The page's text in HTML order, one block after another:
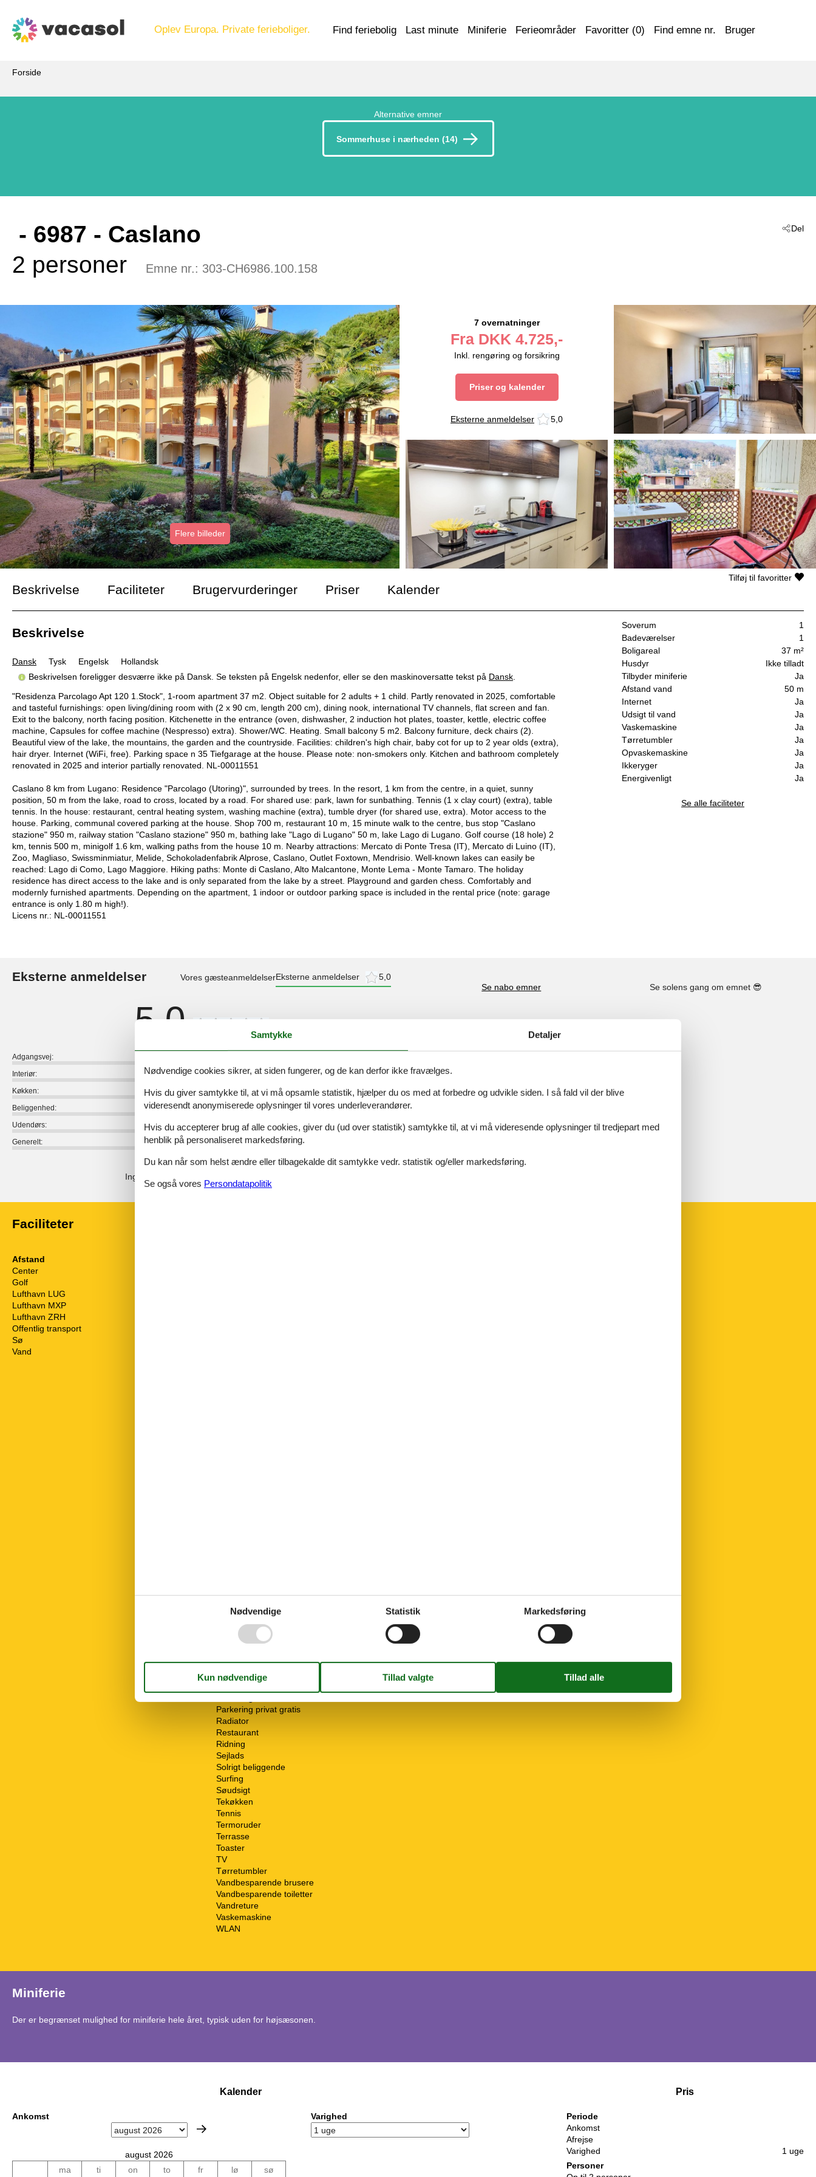
Oplev Europa. Private ferieboliger. Find feriebolig Last minute Miniferie Ferieområder Favoritter (0) Find emne nr. Bruger
Forside
Alternative emner
Sommerhuse i nærheden (14)
Del
- 6987 - Caslano
2 personer
Emne nr.: 303-CH6986.100.158
Flere billeder
7 overnatninger
Fra DKK 4.725,-
Inkl. rengøring og forsikring
Priser og kalender
Eksterne anmeldelser 5,0
Beskrivelse Faciliteter Brugervurderinger Priser Kalender
Soverum
1
Badeværelser
1
Boligareal
37 m²
Husdyr
Ikke tilladt
Tilbyder miniferie
Ja
Afstand vand
50 m
Internet
Ja
Udsigt til vand
Ja
Vaskemaskine
Ja
Tørretumbler
Ja
Opvaskemaskine
Ja
Ikkeryger
Ja
Energivenligt
Ja
Se alle faciliteter
Tilføj til favoritter
Beskrivelse
Dansk Tysk Engelsk
Hollandsk
Beskrivelsen foreligger desværre ikke på Dansk. Se teksten på Engelsk nedenfor, eller se den maskinoversatte tekst på Dansk.
"Residenza Parcolago Apt 120 1.Stock", 1-room apartment 37 m2. Object suitable for 2 adults + 1 child. Partly renovated in 2025, comfortable
and tasteful furnishings: open living/dining room with (2 x 90 cm, length 200 cm), dining nook, international TV channels, flat screen and fan.
Exit to the balcony, north facing position. Kitchenette in the entrance (oven, dishwasher, 2 induction hot plates, toaster, kettle, electric coffee
machine, Capsules for coffee machine (Nespresso) extra). Shower/WC. Heating. Small balcony 5 m2. Balcony furniture, deck chairs (2).
Beautiful view of the lake, the mountains, the garden and the countryside. Facilities: children's high chair, baby cot for up to 2 year olds (extra),
hair dryer. Internet (WiFi, free). Parking space n 35 Tiefgarage at the house. Please note: non-smokers only. Kitchen and bathroom completely
renovated in 2025 and interior partially renovated. NL-00011551
Caslano 8 km from Lugano: Residence "Parcolago (Utoring)", surrounded by trees. In the resort, 1 km from the centre, in a quiet, sunny
position, 50 m from the lake, road to cross, located by a road. For shared use: park, lawn for sunbathing. Tennis (1 x clay court) (extra), table
tennis. In the house: restaurant, central heating system, washing machine (extra), tumble dryer (for shared use, extra). Motor access to the
house. Parking, communal covered parking at the house. Shop 700 m, restaurant 10 m, 15 minute walk to the centre, bus stop "Caslano
stazione" 950 m, railway station "Caslano stazione" 950 m, bathing lake "Lago di Lugano" 50 m, lake Lago di Lugano. Golf course (18 hole) 2
km, tennis 500 m, minigolf 1.6 km, walking paths from the house 10 m. Nearby attractions: Mercato di Ponte Tresa (IT), Mercato di Luino (IT),
Zoo, Magliaso, Swissminmiatur, Melide, Schokoladenfabrik Alprose, Caslano, Outlet Foxtown, Mendrisio. Well-known lakes can easily be
reached: Lago di Como, Lago Maggiore. Hiking paths: Monte di Caslano, Alto Malcantone, Monte Lema - Monte Tamaro. The holiday
residence has direct access to the lake and is only separated from the lake by a street. Playground and garden chess. Comfortably and
modernly furnished apartments. Depending on the apartment, 1 indoor or outdoor parking space is included in the rental price (note: garage
entrance is only 1.80 m high!).
Licens nr.: NL-00011551
Eksterne anmeldelser Vores gæsteanmeldelserEksterne anmeldelser 5,0
5,0
Adgangsvej:
Interiør:
3,0
Køkken:
4,0
Beliggenhed:
3,0
Udendørs:
3,0
Generelt:
Eksterne anmeldelser
Ingen detaljerede eksterne anmeldelser
Se nabo emner Se solens gang om emnet 😎
Faciliteter
Afstand
Center
Golf
Lufthavn LUG
Lufthavn MXP
Lufthavn ZRH
Offentlig transport
Sø
Vand
Køleskab
Landudsigt
Led pærer
Linnedfri
Mountainbiking
Opvaskemaskine
Ovn
Parkering privat gratis
Radiator
Restaurant
Ridning
Sejlads
Solrigt beliggende
Surfing
Søudsigt
Tekøkken
Tennis
Termoruder
Terrasse
Toaster
TV
Tørretumbler
Vandbesparende brusere
Vandbesparende toiletter
Vandreture
Vaskemaskine
WLAN
Miniferie
Der er begrænset mulighed for miniferie hele året, typisk uden for højsæsonen.
Kalender
Ankomst
august 2026
ma
ti on to fr lø sø
Varighed
Pris
Periode
Ankomst
Afrejse
Varighed
1 uge
Personer
Samtykke Detaljer
Nødvendige cookies sikrer, at siden fungerer, og de kan derfor ikke fravælges.
Hvis du giver samtykke til, at vi må opsamle statistik, hjælper du os med at forbedre og udvikle siden. I så fald vil der blive
videresendt anonymiserede oplysninger til vores underleverandører.
Hvis du accepterer brug af alle cookies, giver du (ud over statistik) samtykke til, at vi må videresende oplysninger til tredjepart med
henblik på personaliseret markedsføring.
Du kan når som helst ændre eller tilbagekalde dit samtykke vedr. statistik og/eller markedsføring.
Se også vores Persondatapolitik
Nødvendige Statistik Markedsføring